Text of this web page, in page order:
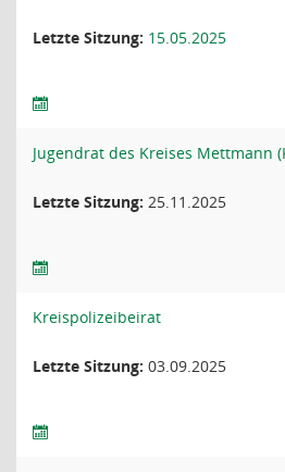
Letzte Sitzung: 15.05.2025
Jugendrat des Kreises Mettmann
Letzte Sitzung: 25.11.2025
Kreispolizeibeirat
Letzte Sitzung: 03.09.2025